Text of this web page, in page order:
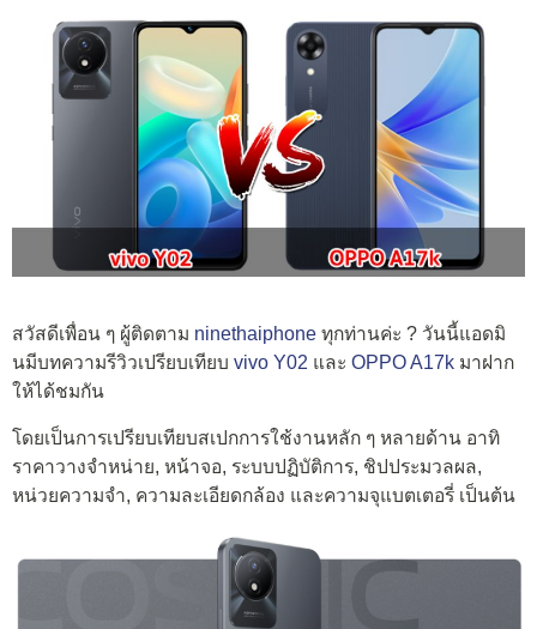
สวัสดีเพื่อน ๆ ผู้ติดตาม ninethaiphone ทุกท่านค่ะ ? วันนี้แอดมิ
นมีบทความรีวิวเปรียบเทียบ vivo Y02 และ OPPO A17k มาฝาก
ให้ได้ชมกัน
โดยเป็นการเปรียบเทียบสเปกการใช้งานหลัก ๆ หลายด้าน อาทิ
ราคาวางจำหน่าย, หน้าจอ, ระบบปฏิบัติการ, ชิปประมวลผล,
หน่วยความจำ, ความละเอียดกล้อง และความจุแบตเตอรี่ เป็นต้น